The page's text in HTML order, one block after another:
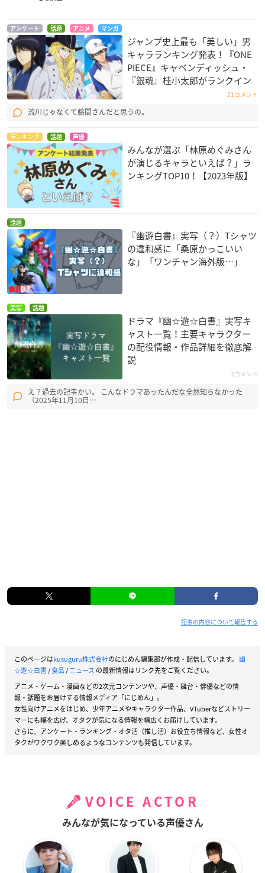
アンケート 話題 アニメ マンガ
ジャンプ史上最も「美しい」男
キャラランキング発表！『ONE
PIECE』キャベンディッシュ・
『銀魂』桂小太郎がランクイン
21コメント
流川じゃなくて藤間さんだと思うの。
ランキング 話題 声優
みんなが選ぶ「林原めぐみさん
が演じるキャラといえば？」ラ
ンキングTOP10！【2023年版】
話題
『幽遊白書』実写（？）Tシャツ
の違和感に「桑原かっこいい
な」「ワンチャン海外版…」
実写 話題
ドラマ『幽☆遊☆白書』実写キ
ャスト一覧！主要キャラクター
の配役情報・作品詳細を徹底解
説
3コメント
え？過去の記事かい。 こんなドラマあったんだな全然知らなかった
（2025年11月10日…
記事の内容について報告する
このページはkusuguru株式会社のにじめん編集部が作成・配信しています。 幽
☆遊☆白書/食品/ニュース の最新情報はリンク先をご覧ください。
アニメ・ゲーム・漫画などの2次元コンテンツや、声優・舞台・俳優などの情
報・話題をお届けする情報メディア「にじめん」。
女性向けアニメをはじめ、少年アニメやキャラクター作品、VTuberなどストリー
マーにも幅を広げ、オタクが気になる情報を幅広くお届けしています。
さらに、アンケート・ランキング・オタ活（推し活）お役立ち情報など、女性オ
タクがワクワク楽しめるようなコンテンツも発信しています。
VOICE ACTOR
みんなが気になっている声優さん